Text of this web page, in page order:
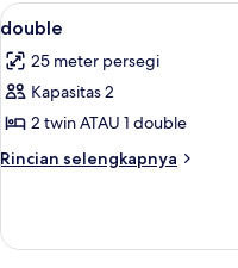
Lihat
semua
foto
untuk
double
1
double
25 meter persegi
Kapasitas 2
2 twin ATAU 1 double
Rincian selengkapnya
Rincian
double